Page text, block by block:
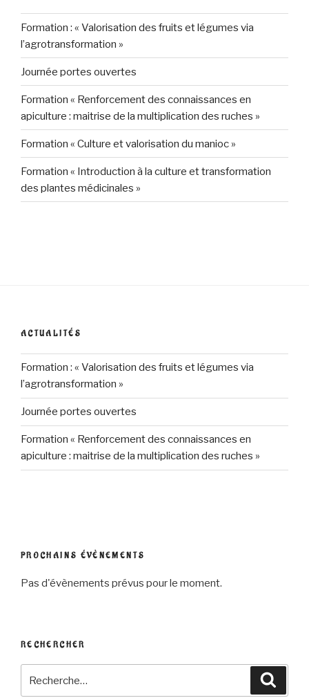
Formation : « Valorisation des fruits et légumes via
l’agrotransformation »
Journée portes ouvertes
Formation « Renforcement des connaissances en
apiculture : maitrise de la multiplication des ruches »
Formation « Culture et valorisation du manioc »
Formation « Introduction à la culture et transformation
des plantes médicinales »
ACTUALITÉS
Formation : « Valorisation des fruits et légumes via
l’agrotransformation »
Journée portes ouvertes
Formation « Renforcement des connaissances en
apiculture : maitrise de la multiplication des ruches »
PROCHAINS ÉVÈNEMENTS
Pas d'évènements prévus pour le moment.
RECHERCHER
pour